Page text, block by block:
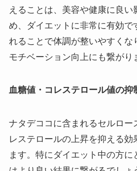
えることは、美容や健康に良い
め、ダイエットに非常に有効で
れることで体調が整いやすくな
モチベーション向上にも繋がり
血糖値・コレステロール値の抑
ナタデココに含まれるセルロー
レステロールの上昇を抑える効
ます。特にダイエット中の方に